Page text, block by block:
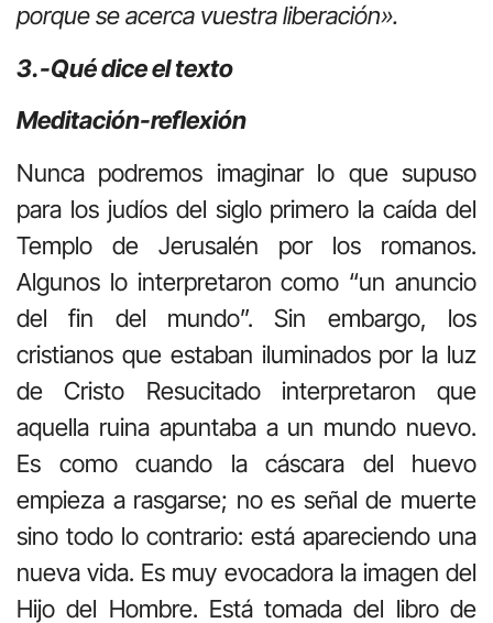
porque se acerca vuestra liberación».
3.-Qué dice el texto
Meditación-reflexión
Nunca podremos imaginar lo que supuso
para los judíos del siglo primero la caída del
Templo de Jerusalén por los romanos.
Algunos lo interpretaron como “un anuncio
del fin del mundo”. Sin embargo, los
cristianos que estaban iluminados por la luz
de Cristo Resucitado interpretaron que
aquella ruina apuntaba a un mundo nuevo.
Es como cuando la cáscara del huevo
empieza a rasgarse; no es señal de muerte
sino todo lo contrario: está apareciendo una
nueva vida. Es muy evocadora la imagen del
Hijo del Hombre. Está tomada del libro de